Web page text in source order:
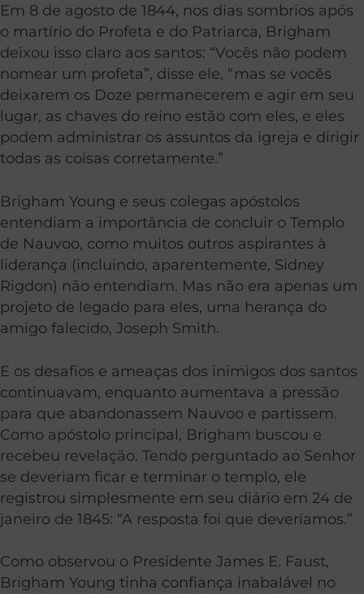
Em 8 de agosto de 1844, nos dias sombrios após
o martírio do Profeta e do Patriarca, Brigham
deixou isso claro aos santos: “Vocês não podem
nomear um profeta”, disse ele, “mas se vocês
deixarem os Doze permanecerem e agir em seu
lugar, as chaves do reino estão com eles, e eles
podem administrar os assuntos da igreja e dirigir
todas as coisas corretamente.”
Brigham Young e seus colegas apóstolos
entendiam a importância de concluir o Templo
de Nauvoo, como muitos outros aspirantes à
liderança (incluindo, aparentemente, Sidney
Rigdon) não entendiam. Mas não era apenas um
projeto de legado para eles, uma herança do
amigo falecido, Joseph Smith.
E os desafios e ameaças dos inimigos dos santos
continuavam, enquanto aumentava a pressão
para que abandonassem Nauvoo e partissem.
Como apóstolo principal, Brigham buscou e
recebeu revelação. Tendo perguntado ao Senhor
se deveriam ficar e terminar o templo, ele
registrou simplesmente em seu diário em 24 de
janeiro de 1845: “A resposta foi que deveríamos.”
Como observou o Presidente James E. Faust,
Brigham Young tinha confiança inabalável no